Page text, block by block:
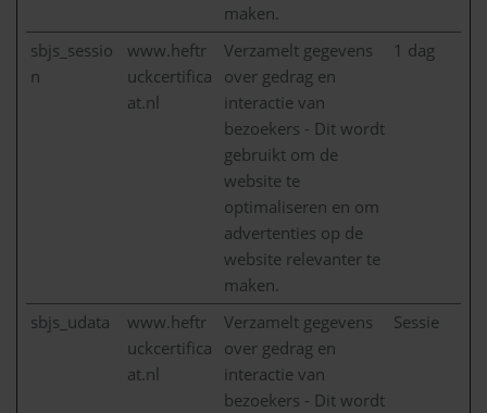
maken.
sbjs_sessio
n
www.heftr
uckcertifica
at.nl
Verzamelt gegevens
over gedrag en
interactie van
bezoekers - Dit wordt
gebruikt om de
website te
optimaliseren en om
advertenties op de
website relevanter te
maken.
1 dag
sbjs_udata
www.heftr
uckcertifica
at.nl
Verzamelt gegevens
over gedrag en
interactie van
bezoekers - Dit wordt
Sessie